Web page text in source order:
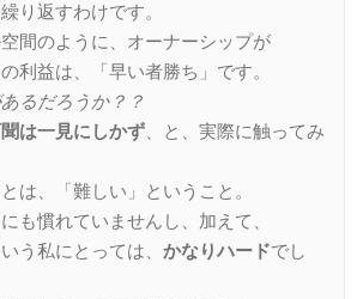
り返すわけです。
間のように、オーナーシップが
利益は、「早い者勝ち」です。
るだろうか？？
は一見にしかず、と、実際に触ってみ
は、「難しい」ということ。
も慣れていませんし、加えて、
う私にとっては、 かなりハードでし